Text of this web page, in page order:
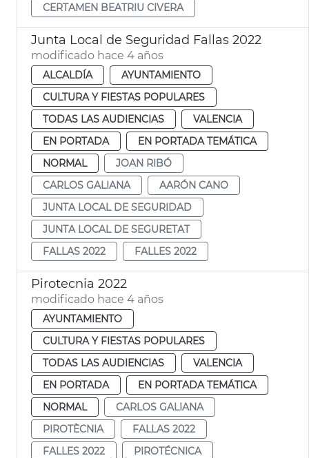
CERTAMEN BEATRIU CIVERA
Junta Local de Seguridad Fallas 2022
modificado hace 4 años
ALCALDÍA
AYUNTAMIENTO
CULTURA Y FIESTAS POPULARES
TODAS LAS AUDIENCIAS
VALENCIA
EN PORTADA
EN PORTADA TEMÁTICA
NORMAL
JOAN RIBÓ
CARLOS GALIANA
AARÓN CANO
JUNTA LOCAL DE SEGURIDAD
JUNTA LOCAL DE SEGURETAT
FALLAS 2022
FALLES 2022
Pirotecnia 2022
modificado hace 4 años
AYUNTAMIENTO
CULTURA Y FIESTAS POPULARES
TODAS LAS AUDIENCIAS
VALENCIA
EN PORTADA
EN PORTADA TEMÁTICA
NORMAL
CARLOS GALIANA
PIROTÈCNIA
FALLAS 2022
FALLES 2022
PIROTÉCNICA